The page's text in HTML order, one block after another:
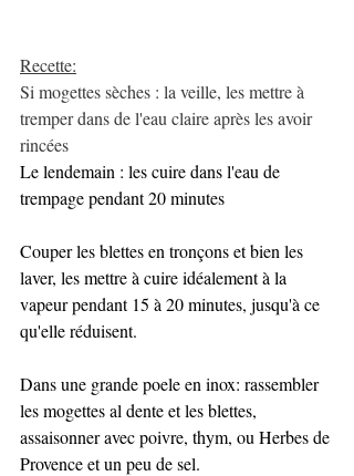
Recette:
Si mogettes sèches : la veille, les mettre à
tremper dans de l'eau claire après les avoir
rincées
Le lendemain : les cuire dans l'eau de
trempage pendant 20 minutes
Couper les blettes en tronçons et bien les
laver, les mettre à cuire idéalement à la
vapeur pendant 15 à 20 minutes, jusqu'à ce
qu'elle réduisent.
Dans une grande poele en inox: rassembler
les mogettes al dente et les blettes,
assaisonner avec poivre, thym, ou Herbes de
Provence et un peu de sel.